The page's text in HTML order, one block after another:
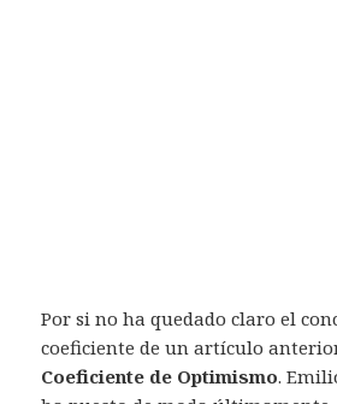
Por si no ha quedado claro el
coeficiente de un artículo
Coeficiente de Optimismo.